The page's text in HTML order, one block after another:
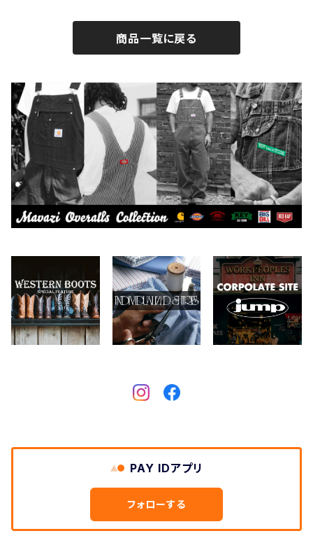
BY ROBERT JAMES
CAMBER
Carhartt
Collonil
CONVERSE
Crescent Down Works
FERNAND LEATHER
エプロン
バイク用品
ケア用品
本、写真集
2026.7.6
2026.6.29
2026.7.23
2026.6.27
2026.6.14
商品一覧に戻る
PAY IDアプリ
フォローする